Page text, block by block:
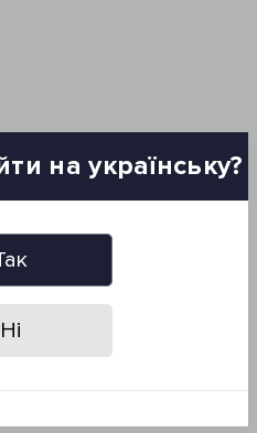
на українську?
Ні